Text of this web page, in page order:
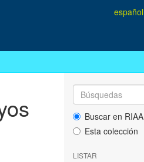
español
Buscar en RIAA
Esta colección
LISTAR